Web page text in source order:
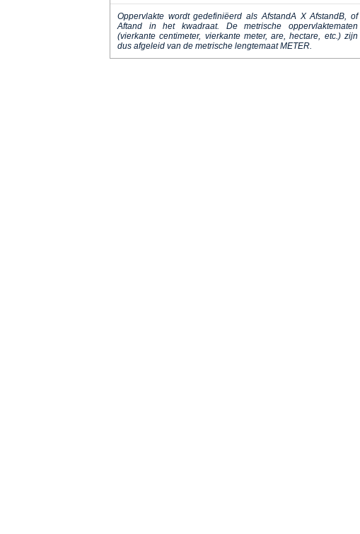
Oppervlakte wordt gedefiniëerd als AfstandA X AfstandB, of
Aftand in het kwadraat. De metrische oppervlaktematen
(vierkante centimeter, vierkante meter, are, hectare, etc.) zijn
dus afgeleid van de metrische lengtemaat METER.